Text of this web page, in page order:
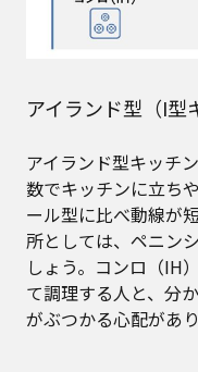
アイランド型（I型
アイランド型キッチ
数でキッチンに立ち
ール型に比べ動線が
所としては、ペニン
しょう。コンロ（IH
て調理する人と、分
がぶつかる心配があ